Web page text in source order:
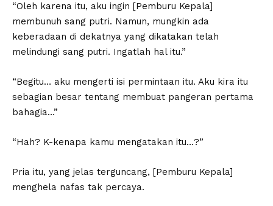
“Oleh karena itu, aku ingin [Pemburu Kepala]
membunuh sang putri. Namun, mungkin ada
keberadaan di dekatnya yang dikatakan telah
melindungi sang putri. Ingatlah hal itu.”
“Begitu… aku mengerti isi permintaan itu. Aku kira itu
sebagian besar tentang membuat pangeran pertama
bahagia…”
“Hah? K-kenapa kamu mengatakan itu…?”
Pria itu, yang jelas terguncang, [Pemburu Kepala]
menghela nafas tak percaya.